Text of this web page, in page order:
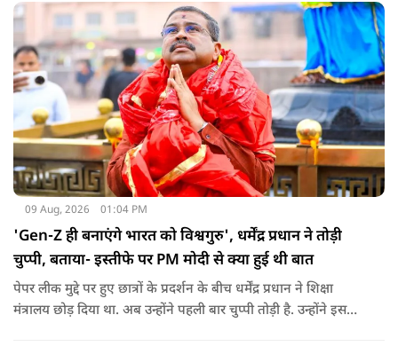
09 Aug, 2026 01:04 PM
'Gen-Z ही बनाएंगे भारत को विश्वगुरु', धर्मेंद्र प्रधान ने तोड़ी
चुप्पी, बताया- इस्तीफे पर PM मोदी से क्या हुई थी बात
पेपर लीक मुद्दे पर हुए छात्रों के प्रदर्शन के बीच धर्मेंद्र प्रधान ने शिक्षा
मंत्रालय छोड़ दिया था. अब उन्होंने पहली बार चुप्पी तोड़ी है. उन्होंने इस